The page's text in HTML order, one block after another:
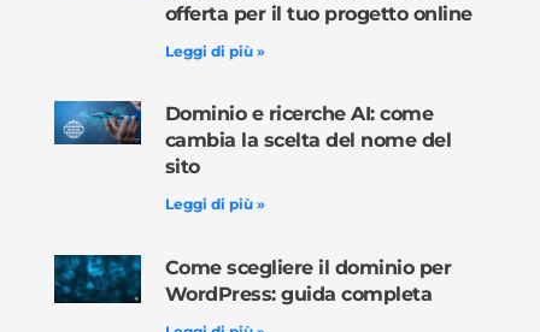
offerta per il tuo progetto online
Leggi di più »
Dominio e ricerche AI: come
cambia la scelta del nome del
sito
Leggi di più »
Come scegliere il dominio per
WordPress: guida completa